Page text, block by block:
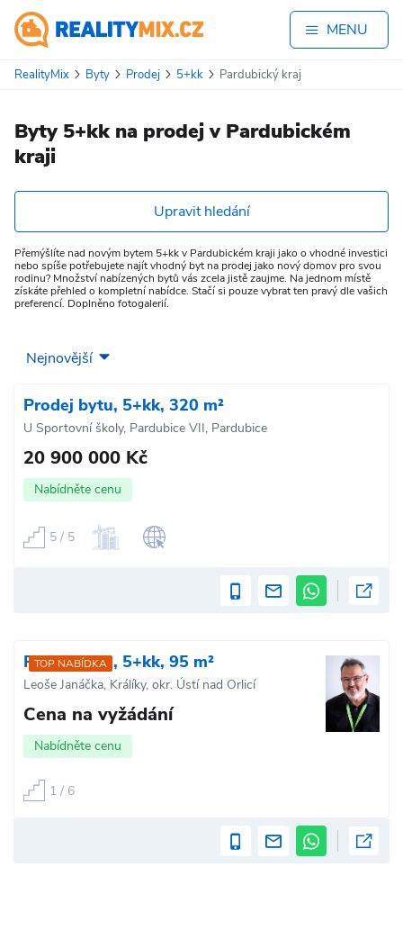
MENU
RealityMix Byty Prodej 5+kk Pardubický kraj
Byty 5+kk na prodej v Pardubickém
kraji
Upravit hledání
Přemýšlíte nad novým bytem 5+kk v Pardubickém kraji jako o vhodné investici
nebo spíše potřebujete najít vhodný byt na prodej jako nový domov pro svou
rodinu? Množství nabízených bytů vás zcela jistě zaujme. Na jednom místě
získáte přehled o kompletní nabídce. Stačí si pouze vybrat ten pravý dle vašich
preferencí. Doplněno fotogalerií.
Prodej bytu, 5+kk, 320 m²
U Sportovní školy, Pardubice VII, Pardubice
20 900 000 Kč
Nabídněte cenu
5 / 5
TOP NABÍDKA
Prodej bytu, 5+kk, 95 m²
Leoše Janáčka, Králíky, okr. Ústí nad Orlicí
Cena na vyžádání
Nabídněte cenu
1 / 6